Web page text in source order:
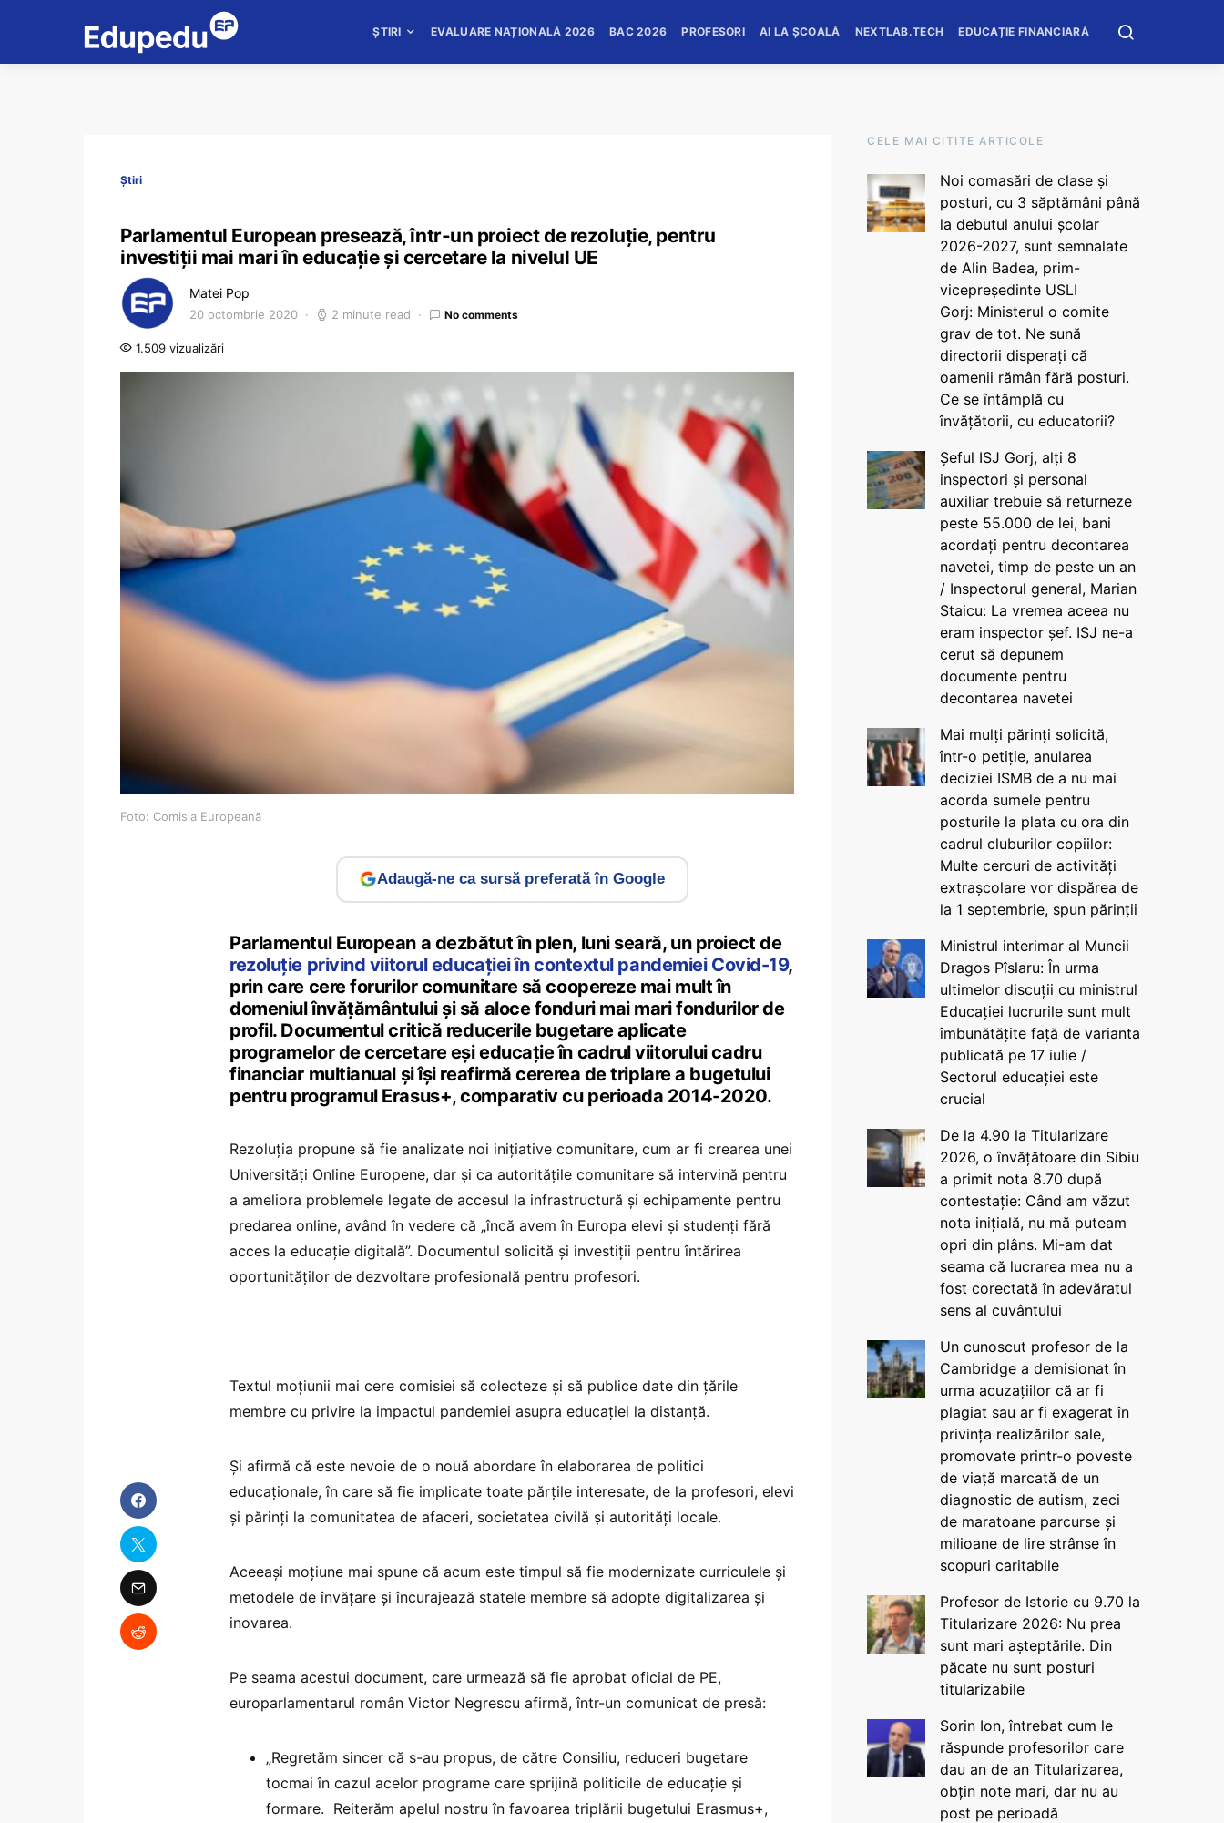
ȘTIRI EVALUARE NAȚIONALĂ 2026 BAC 2026 PROFESORI AI LA ȘCOALĂ NEXTLAB.TECH EDUCAȚIE FINANCIARĂ
Știri
Parlamentul European presează, într-un proiect de rezoluție, pentru
investiții mai mari în educație și cercetare la nivelul UE
Matei Pop
20 octombrie 2020 2 minute read No comments
1.509 vizualizări
Foto: Comisia Europeană
Adaugă-ne ca sursă preferată în Google
Parlamentul European a dezbătut în plen, luni seară, un proiect de
rezoluție privind viitorul educației în contextul pandemiei Covid-19,
prin care cere forurilor comunitare să coopereze mai mult în
domeniul învățământului și să aloce fonduri mai mari fondurilor de
profil. Documentul critică reducerile bugetare aplicate
programelor de cercetare eși educație în cadrul viitorului cadru
financiar multianual și își reafirmă cererea de triplare a bugetului
pentru programul Erasus+, comparativ cu perioada 2014-2020.
Rezoluția propune să fie analizate noi inițiative comunitare, cum ar fi crearea unei
Universități Online Europene, dar și ca autoritățile comunitare să intervină pentru
a ameliora problemele legate de accesul la infrastructură și echipamente pentru
predarea online, având în vedere că „încă avem în Europa elevi și studenți fără
acces la educație digitală”. Documentul solicită și investiții pentru întărirea
oportunităților de dezvoltare profesională pentru profesori.
Textul moțiunii mai cere comisiei să colecteze și să publice date din țările
membre cu privire la impactul pandemiei asupra educației la distanță.
Și afirmă că este nevoie de o nouă abordare în elaborarea de politici
educaționale, în care să fie implicate toate părțile interesate, de la profesori, elevi
și părinți la comunitatea de afaceri, societatea civilă și autorități locale.
Aceeași moțiune mai spune că acum este timpul să fie modernizate curriculele și
metodele de învățare și încurajează statele membre să adopte digitalizarea și
inovarea.
Pe seama acestui document, care urmează să fie aprobat oficial de PE,
europarlamentarul român Victor Negrescu afirmă, într-un comunicat de presă:
„Regretăm sincer că s-au propus, de către Consiliu, reduceri bugetare
tocmai în cazul acelor programe care sprijină politicile de educație și
formare. Reiterăm apelul nostru în favoarea triplării bugetului Erasmus+,
CELE MAI CITITE ARTICOLE
Noi comasări de clase și
posturi, cu 3 săptămâni până
la debutul anului școlar
2026-2027, sunt semnalate
de Alin Badea, prim-
vicepreședinte USLI
Gorj: Ministerul o comite
grav de tot. Ne sună
directorii disperați că
oamenii rămân fără posturi.
Ce se întâmplă cu
învățătorii, cu educatorii?
Șeful ISJ Gorj, alți 8
inspectori și personal
auxiliar trebuie să returneze
peste 55.000 de lei, bani
acordați pentru decontarea
navetei, timp de peste un an
/ Inspectorul general, Marian
Staicu: La vremea aceea nu
eram inspector șef. ISJ ne-a
cerut să depunem
documente pentru
decontarea navetei
Mai mulți părinți solicită,
într-o petiție, anularea
deciziei ISMB de a nu mai
acorda sumele pentru
posturile la plata cu ora din
cadrul cluburilor copiilor:
Multe cercuri de activități
extrașcolare vor dispărea de
la 1 septembrie, spun părinții
Ministrul interimar al Muncii
Dragos Pîslaru: În urma
ultimelor discuții cu ministrul
Educației lucrurile sunt mult
îmbunătățite față de varianta
publicată pe 17 iulie /
Sectorul educației este
crucial
De la 4.90 la Titularizare
2026, o învățătoare din Sibiu
a primit nota 8.70 după
contestație: Când am văzut
nota inițială, nu mă puteam
opri din plâns. Mi-am dat
seama că lucrarea mea nu a
fost corectată în adevăratul
sens al cuvântului
Un cunoscut profesor de la
Cambridge a demisionat în
urma acuzațiilor că ar fi
plagiat sau ar fi exagerat în
privința realizărilor sale,
promovate printr-o poveste
de viață marcată de un
diagnostic de autism, zeci
de maratoane parcurse și
milioane de lire strânse în
scopuri caritabile
Profesor de Istorie cu 9.70 la
Titularizare 2026: Nu prea
sunt mari așteptările. Din
păcate nu sunt posturi
titularizabile
Sorin Ion, întrebat cum le
răspunde profesorilor care
dau an de an Titularizarea,
obțin note mari, dar nu au
post pe perioadă